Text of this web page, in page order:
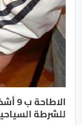
للشرطة